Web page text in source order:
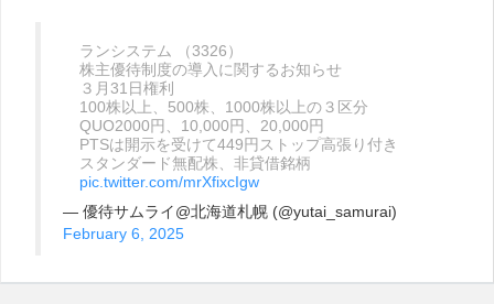
ランシステム （3326）
株主優待制度の導入に関するお知らせ
３月31日権利
100株以上、500株、1000株以上の３区分
QUO2000円、10,000円、20,000円
PTSは開示を受けて449円ストップ高張り付き
スタンダード無配株、非貸借銘柄
pic.twitter.com/mrXfixcIgw
— 優待サムライ@北海道札幌 (@yutai_samurai)
February 6, 2025